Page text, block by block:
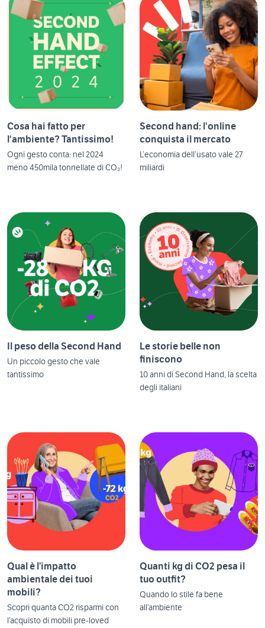
Cosa hai fatto per
l'ambiente? Tantissimo!
Ogni gesto conta: nel 2024
meno 450mila tonnellate di CO₂!
Second hand: l'online
conquista il mercato
L’economia dell’usato vale 27
miliardi
Il peso della Second Hand
Un piccolo gesto che vale
tantissimo
Le storie belle non
finiscono
10 anni di Second Hand, la scelta
degli italiani
Qual è l’impatto
ambientale dei tuoi
mobili?
Scopri quanta CO2 risparmi con
l’acquisto di mobili pre-loved
Quanti kg di CO2 pesa il
tuo outfit?
Quando lo stile fa bene
all’ambiente